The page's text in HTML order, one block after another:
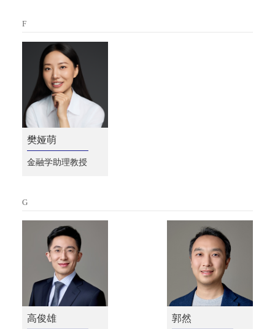
F
樊娅萌
金融学助理教授
G
高俊雄 郭然